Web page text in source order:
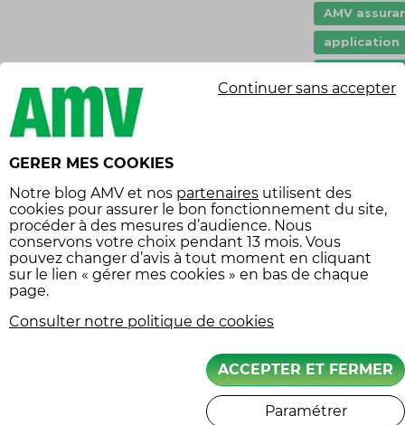
OBJECTIF :
BOL D’OR
CLASSIC /
EPISODE 6
ARTICLE
PRÉCÉDENT
OBJECTIF :
BOL D’OR
CLASSIC /
EPISODE 7
ARTICLE SUIVANT
ARTICLES ASSOCIÉS
AMV
application
Assurance
Assurance
Assurance
collection
balade
circuit
code de la
route
GERER MES COOKIES
Notre blog AMV et nos partenaires utilisent des
cookies pour assurer le bon fonctionnement du site,
procéder à des mesures d’audience. Nous
conservons votre choix pendant 13 mois. Vous
pouvez changer d’avis à tout moment en cliquant
sur le lien « gérer mes cookies » en bas de chaque
page.
Consulter notre politique de cookies
Continuer sans accepter
ACCEPTER ET FERMER
Paramétrer